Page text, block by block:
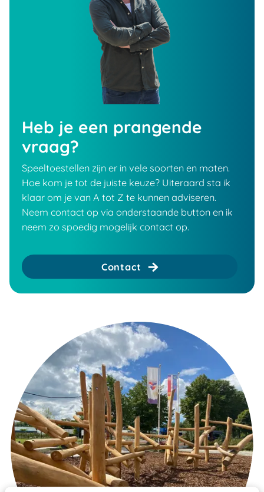
Heb je een prangende
vraag?
Speeltoestellen zijn er in vele soorten en maten.
Hoe kom je tot de juiste keuze? Uiteraard sta ik
klaar om je van A tot Z te kunnen adviseren.
Neem contact op via onderstaande button en ik
neem zo spoedig mogelijk contact op.
Contact